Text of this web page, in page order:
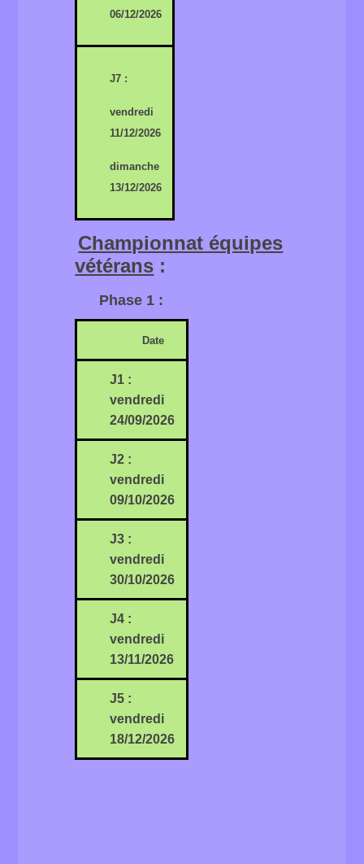
06/12/2026
J7 :
vendredi
11/12/2026
dimanche
13/12/2026
Championnat équipes
vétérans :
Phase 1 :
Date
J1 :
vendredi
24/09/2026
J2 :
vendredi
09/10/2026
J3 :
vendredi
30/10/2026
J4 :
vendredi
13/11/2026
J5 :
vendredi
18/12/2026